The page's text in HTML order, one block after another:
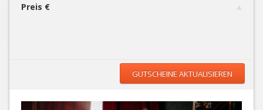
Preis €
GUTSCHEINE AKTUALISIEREN